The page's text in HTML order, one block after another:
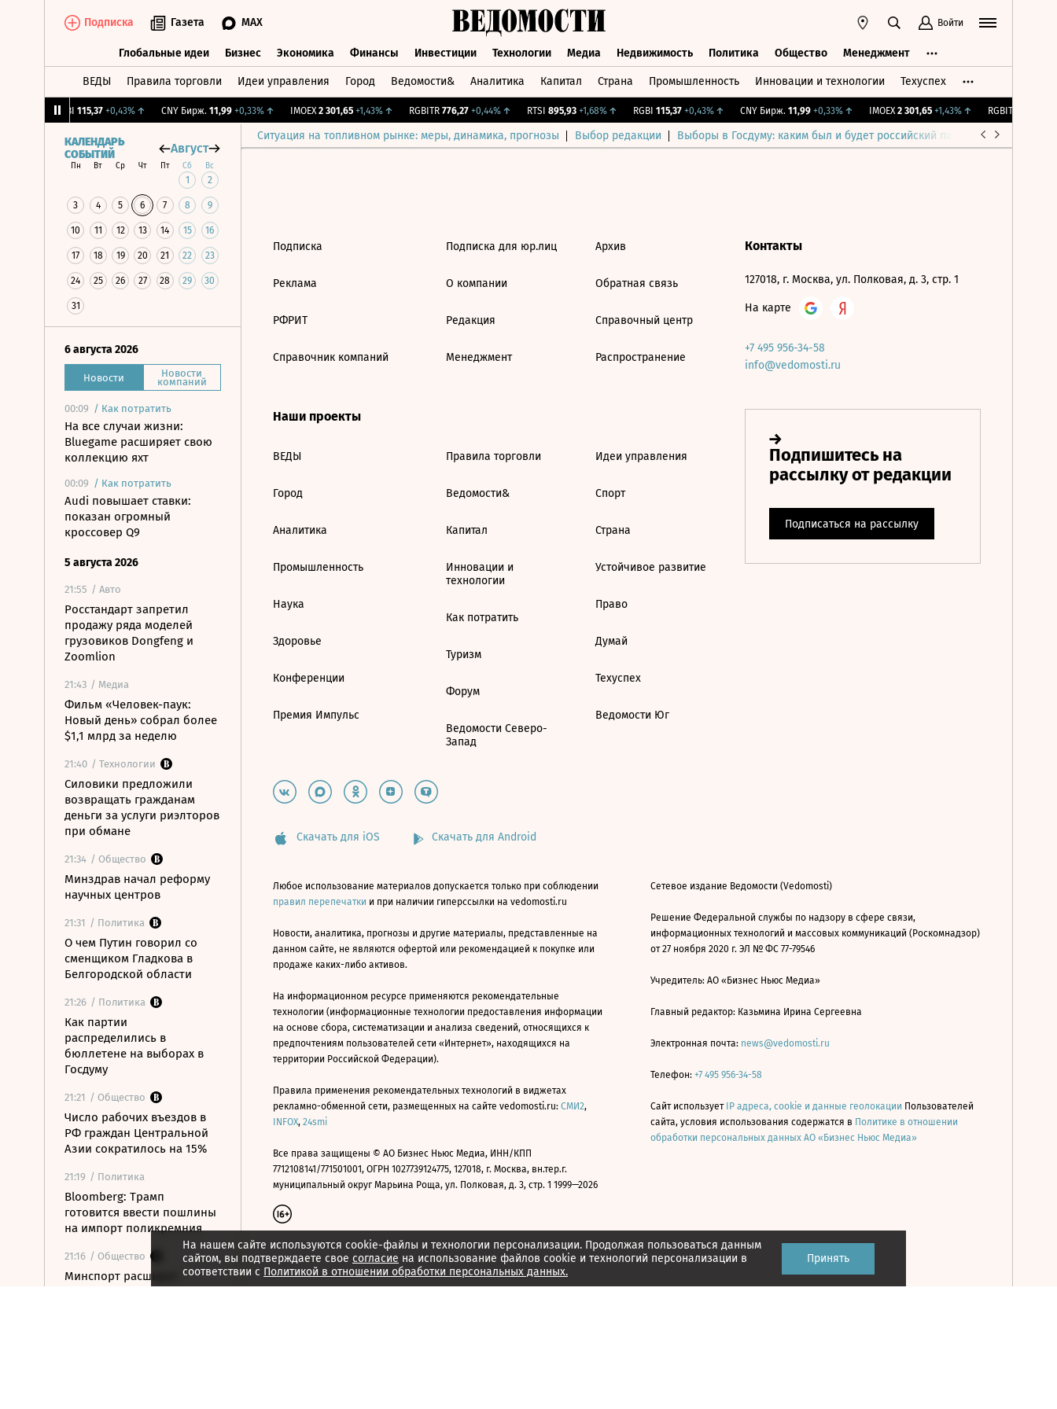
Подписка Газета MAX Войти
Глобальные идеи Бизнес Экономика Финансы Инвестиции Технологии Медиа Недвижимость Политика Общество Менеджмент
ВЕДЫ Правила торговли Идеи управления Город Ведомости& Аналитика Капитал Страна Промышленность Инновации и технологии Техуспех
115,37 +0,43%↑ CNY Бирж. 11,99 +0,33%↑ IMOEX 2 301,65 +1,43%↑ RGBITR 776,27 +0,44%↑ RTSI 895,93 +1,68%↑ RGBI 115,37 +0,43%↑ CNY Бирж. 11,99 +0,33%↑ IMOEX 2 301,65 +1,43%↑ RGBITR
Ситуация на топливном рынке: меры, динамика, прогнозы Выбор редакции Выборы в Госдуму: каким был и будет российский парламент
КАЛЕНДАРЬ
СОБЫТИЙ
Август
Пн Вт Ср Чт Пт Сб Вс
1 2
3 4 5 6 7 8 9
10 11 12 13 14 15 16
17 18 19 20 21 22 23
24 25 26 27 28 29 30
31
6 августа 2026
Новости Новости
компаний
00:09 / Как потратить
На все случаи жизни:
Bluegame расширяет свою
коллекцию яхт
00:09 / Как потратить
Audi повышает ставки:
показан огромный
кроссовер Q9
5 августа 2026
21:55 / Авто
Росстандарт запретил
продажу ряда моделей
грузовиков Dongfeng и
Zoomlion
21:43 / Медиа
Фильм «Человек-паук:
Новый день» собрал более
$1,1 млрд за неделю
21:40 / Технологии
Силовики предложили
возвращать гражданам
деньги за услуги риэлторов
при обмане
21:34 / Общество
Минздрав начал реформу
научных центров
21:31 / Политика
О чем Путин говорил со
сменщиком Гладкова в
Белгородской области
21:26 / Политика
Как партии
распределились в
бюллетене на выборах в
Госдуму
21:21 / Общество
Число рабочих въездов в
РФ граждан Центральной
Азии сократилось на 15%
21:19 / Политика
Bloomberg: Трамп
готовится ввести пошлины
на импорт поликремния
21:16 / Общество
Минспорт расширит
На нашем сайте используются cookie-файлы и технологии персонализации. Продолжая пользоваться данным
сайтом, вы подтверждаете свое согласие на использование файлов cookie и технологий персонализации в
соответствии с Политикой в отношении обработки персональных данных.
Принять
Подписка
Реклама
РФРИТ
Справочник компаний
Подписка для юр.лиц
О компании
Редакция
Менеджмент
Архив
Обратная связь
Справочный центр
Распространение
Наши проекты
ВЕДЫ
Город
Аналитика
Промышленность
Наука
Здоровье
Конференции
Премия Импульс
Правила торговли
Ведомости&
Капитал
Инновации и
технологии
Как потратить
Туризм
Форум
Ведомости Северо-
Запад
Идеи управления
Спорт
Страна
Устойчивое развитие
Право
Думай
Техуспех
Ведомости Юг
Контакты
127018, г. Москва, ул. Полковая, д. 3, стр. 1
На карте
+7 495 956-34-58
info@vedomosti.ru
Скачать для iOS Скачать для Android
Любое использование материалов допускается только при соблюдении
правил перепечатки и при наличии гиперссылки на vedomosti.ru
Новости, аналитика, прогнозы и другие материалы, представленные на
данном сайте, не являются офертой или рекомендацией к покупке или
продаже каких-либо активов.
На информационном ресурсе применяются рекомендательные
технологии (информационные технологии предоставления информации
на основе сбора, систематизации и анализа сведений, относящихся к
предпочтениям пользователей сети «Интернет», находящихся на
территории Российской Федерации).
Правила применения рекомендательных технологий в виджетах
рекламно-обменной сети, размещенных на сайте vedomosti.ru: СМИ2,
INFOX, 24smi
Все права защищены © АО Бизнес Ньюс Медиа, ИНН/КПП
7712108141/771501001, ОГРН 1027739124775, 127018, г. Москва, вн.тер.г.
муниципальный округ Марьина Роща, ул. Полковая, д. 3, стр. 1 1999—2026
Сетевое издание Ведомости (Vedomosti)
Решение Федеральной службы по надзору в сфере связи,
информационных технологий и массовых коммуникаций (Роскомнадзор)
от 27 ноября 2020 г. ЭЛ № ФС 77-79546
Учредитель: АО «Бизнес Ньюс Медиа»
Главный редактор: Казьмина Ирина Сергеевна
Электронная почта: news@vedomosti.ru
Телефон: +7 495 956-34-58
Сайт использует IP адреса, cookie и данные геолокации Пользователей
сайта, условия использования содержатся в Политике в отношении
обработки персональных данных АО «Бизнес Ньюс Медиа»